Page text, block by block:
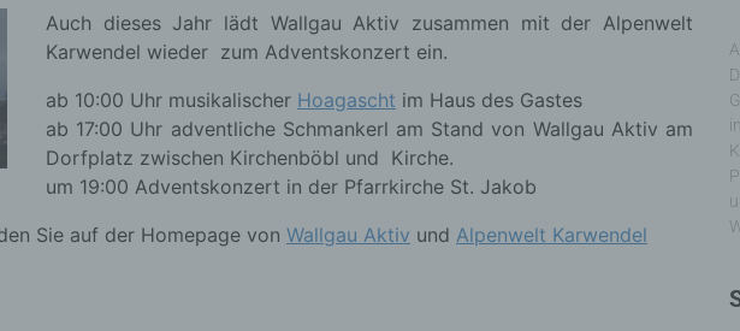
Auch dieses Jahr lädt Wallgau Aktiv zusammen mit der Alpenwelt
Karwendel wieder zum Adventskonzert ein.
ab 10:00 Uhr musikalischer Hoagascht im Haus des Gastes
ab 17:00 Uhr adventliche Schmankerl am Stand von Wallgau Aktiv am
Dorfplatz zwischen Kirchenböbl und Kirche.
um 19:00 Adventskonzert in der Pfarrkirche St. Jakob
Sie auf der Homepage von Wallgau Aktiv und Alpenwelt Karwendel